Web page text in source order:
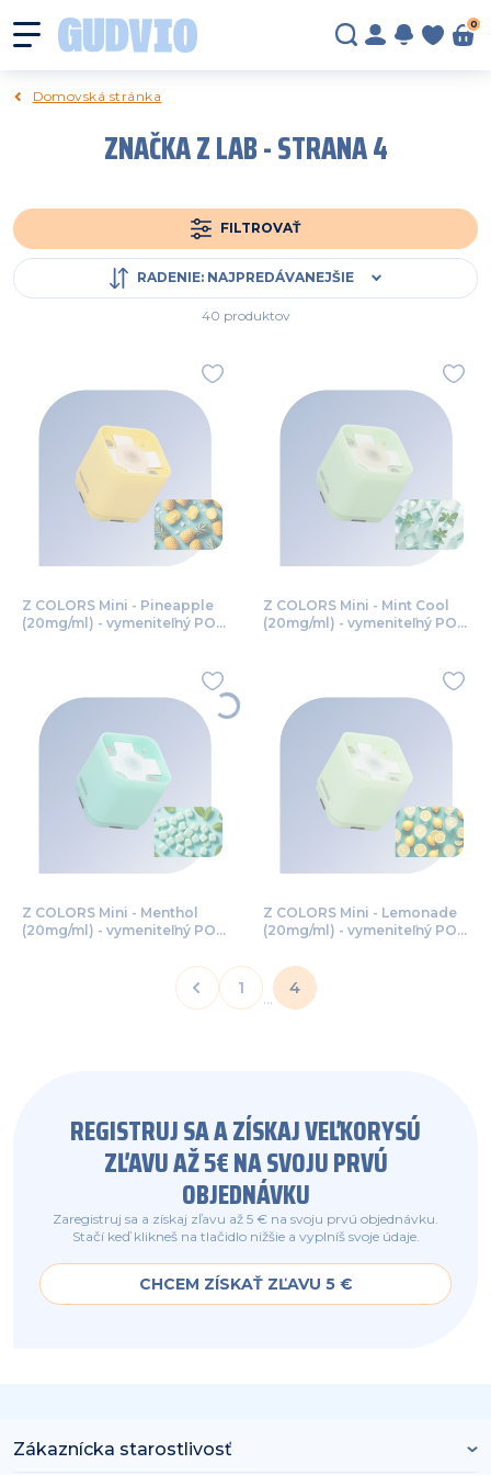
0
Domovská stránka
ZNAČKA Z LAB - STRANA 4
FILTROVAŤ
RADENIE: NAJPREDÁVANEJŠIE
40 produktov
Z COLORS Mini - Pineapple
(20mg/ml) - vymeniteľný POD
Z COLORS Mini - Mint Cool
(20mg/ml) - vymeniteľný POD
Z COLORS Mini - Menthol
(20mg/ml) - vymeniteľný POD
Z COLORS Mini - Lemonade
(20mg/ml) - vymeniteľný POD
1
...
4
REGISTRUJ SA A ZÍSKAJ VEĽKORYSÚ
ZĽAVU AŽ 5€ NA SVOJU PRVÚ
OBJEDNÁVKU
Zaregistruj sa a získaj zľavu až 5 € na svoju prvú objednávku.
Stačí keď klikneš na tlačidlo nižšie a vyplníš svoje údaje.
CHCEM ZÍSKAŤ ZĽAVU 5 €
Zákaznícka starostlivosť